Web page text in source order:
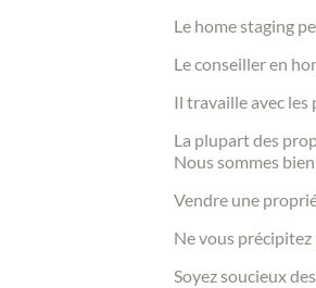
Le home staging
Le conseiller en
Il travaille avec
La plupart des
Nous sommes
Vendre une
Ne vous
Soyez soucieux